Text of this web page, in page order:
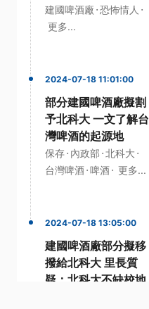
建國啤酒廠 ·恐怖情人 ·
更多...
2024-07-18 11:01:00
部分建國啤酒廠擬割
予北科大 一文了解台
灣啤酒的起源地
保存· 內政部 ·北科大 ·
台灣啤酒·啤酒· 更多...
2024-07-18 13:05:00
建國啤酒廠部分擬移
撥給北科大 里長質
疑：北科大不缺校地